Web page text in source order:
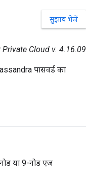
सुझाव भेजें
Private Cloud v. 4.16.09
पासवर्ड का
या 9-नोड एज